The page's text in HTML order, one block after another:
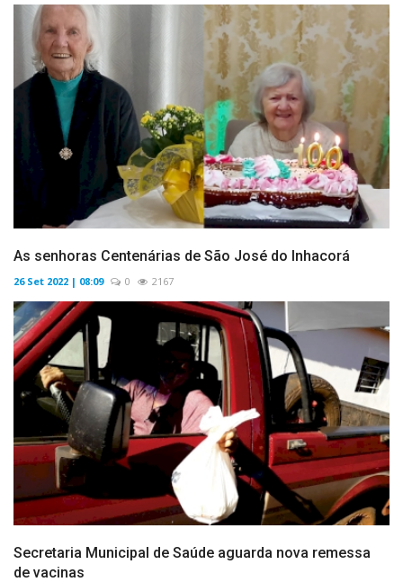
As senhoras Centenárias de São José do Inhacorá
26 Set 2022 | 08:09 0 2167
Secretaria Municipal de Saúde aguarda nova remessa
de vacinas